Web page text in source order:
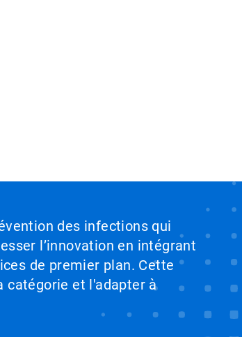
des infections qui
l’innovation en intégrant
de premier plan. Cette
catégorie et l'adapter à